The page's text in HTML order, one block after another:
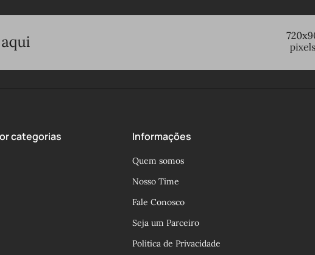
categorias Informações
Quem somos
Nosso Time
Fale Conosco
Seja um Parceiro
Política de Privacidade